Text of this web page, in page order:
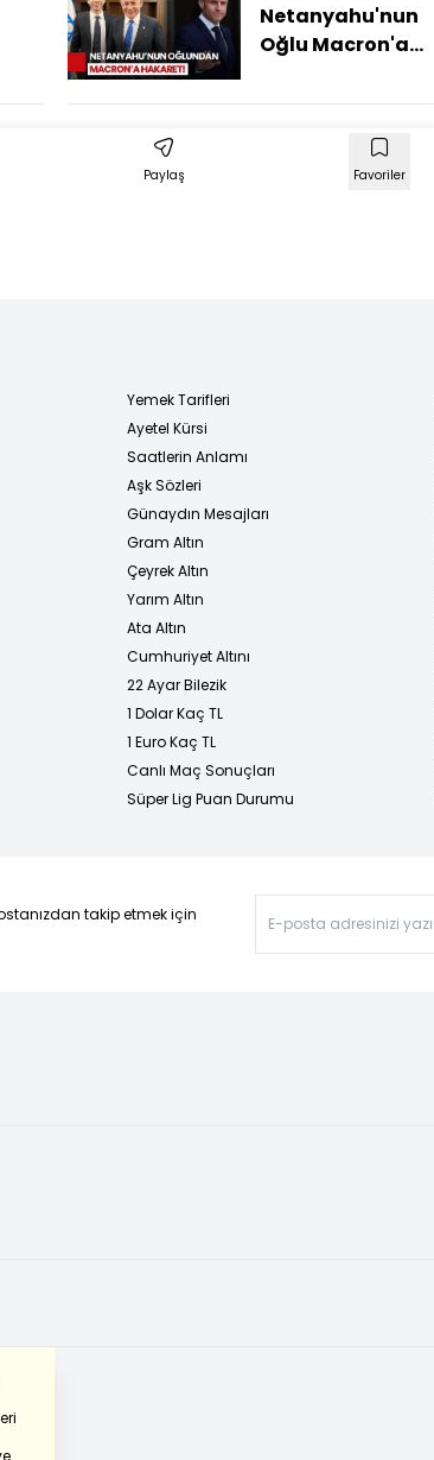
Netanyahu'nun
Oğlu Macron'a
Canın
Paylaş Favoriler
Yemek Tarifleri
Ayetel Kürsi
Saatlerin Anlamı
Aşk Sözleri
Günaydın Mesajları
Gram Altın
Çeyrek Altın
Yarım Altın
Ata Altın
Cumhuriyet Altını
22 Ayar Bilezik
1 Dolar Kaç TL
1 Euro Kaç TL
Canlı Maç Sonuçları
Süper Lig Puan Durumu
takip etmek için